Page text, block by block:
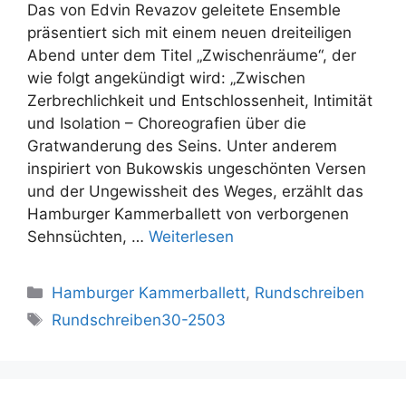
Das von Edvin Revazov geleitete Ensemble
präsentiert sich mit einem neuen dreiteiligen
Abend unter dem Titel „Zwischenräume“, der
wie folgt angekündigt wird: „Zwischen
Zerbrechlichkeit und Entschlossenheit, Intimität
und Isolation – Choreografien über die
Gratwanderung des Seins. Unter anderem
inspiriert von Bukowskis ungeschönten Versen
und der Ungewissheit des Weges, erzählt das
Hamburger Kammerballett von verborgenen
Sehnsüchten, … Weiterlesen
Kategorien
Hamburger Kammerballett, Rundschreiben
Schlagwörter
Rundschreiben30-2503